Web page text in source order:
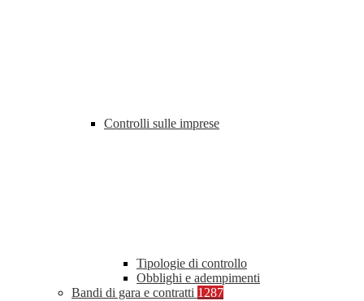
Controlli sulle imprese
Tipologie di controllo
Obblighi e adempimenti
Bandi di gara e contratti 1287